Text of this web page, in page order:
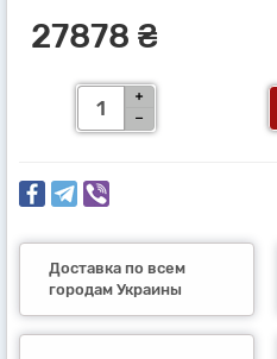
27878 ₴
Доставка по всем
городам Украины